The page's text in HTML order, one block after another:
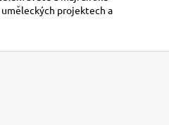
projektech a